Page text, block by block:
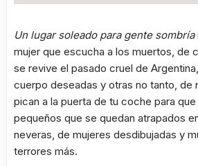
Un lugar soleado para gente sombría
mujer que escucha a los muertos, de
se revive el pasado cruel de
cuerpo deseadas y otras no tanto, de
pican a la puerta de tu coche para
pequeños que se quedan atrapados
neveras, de mujeres desdibujadas y
terrores más.